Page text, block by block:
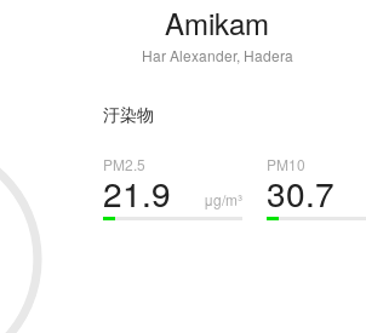
Amikam
Har Alexander, Hadera
汙染物
PM2.5
μg/m³
21.9
PM10
30.7